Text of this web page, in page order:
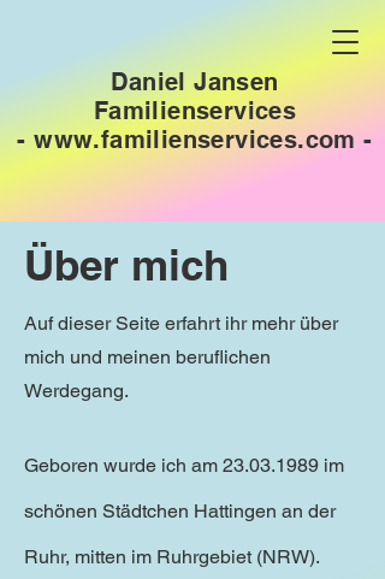
Daniel Jansen
Familienservices
-www.familienservices.com -
Über mich
Auf dieser Seite erfahrt ihr mehr über
mich und meinen beruflichen
Werdegang.
Geboren wurde ich am 23.03.1989 im
schönen Städtchen Hattingen an der
Ruhr, mitten im Ruhrgebiet (NRW).